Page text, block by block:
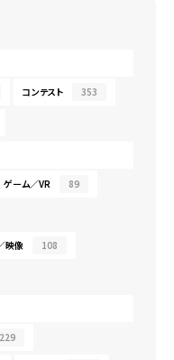
コンテスト 353
ゲーム／VR 89
映像 108
229